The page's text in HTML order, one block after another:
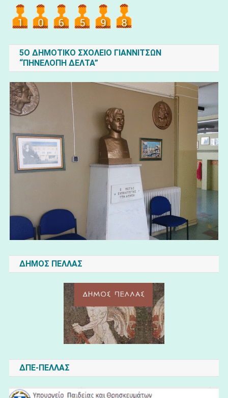
5O ΔΗΜΟΤΙΚΟ ΣΧΟΛΕΙΟ ΓΙΑΝΝΙΤΣΩΝ
“ΠΗΝΕΛΟΠΗ ΔΕΛΤΑ”
ΔΗΜΟΣ ΠΕΛΛΑΣ
ΔΠΕ-ΠΕΛΛΑΣ